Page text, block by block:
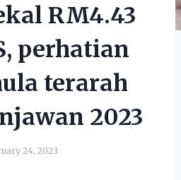
RM4.43
perhatian
terarah
2023
24, 2023